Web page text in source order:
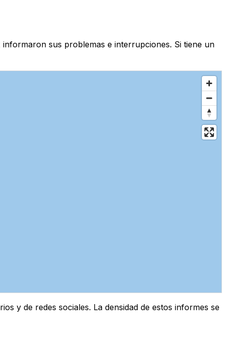
sus problemas e interrupciones. Si tiene un
y de redes sociales. La densidad de estos informes se